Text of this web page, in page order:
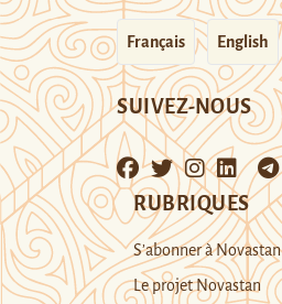
Français English
SUIVEZ-NOUS
RUBRIQUES
S’abonner à Novastan
Le projet Novastan